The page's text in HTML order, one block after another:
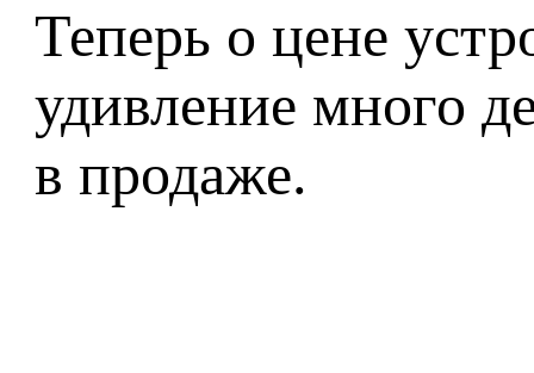
Теперь о цене
удивление много
в продаже.